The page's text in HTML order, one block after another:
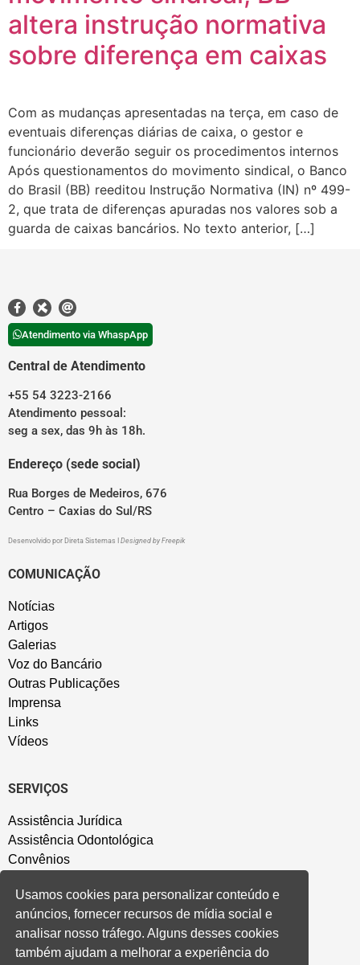
altera instrução normativa
sobre diferença em caixas
Com as mudanças apresentadas na terça, em caso de
eventuais diferenças diárias de caixa, o gestor e
funcionário deverão seguir os procedimentos internos
Após questionamentos do movimento sindical, o Banco
do Brasil (BB) reeditou Instrução Normativa (IN) nº 499-
2, que trata de diferenças apuradas nos valores sob a
guarda de caixas bancários. No texto anterior, […]
Atendimento via WhaspApp
Central de Atendimento
+55 54 3223-2166
Atendimento pessoal:
seg a sex, das 9h às 18h.
Endereço (sede social)
Rua Borges de Medeiros, 676
Centro – Caxias do Sul/RS
Desenvolvido por Direta Sistemas Designed by Freepik
COMUNICAÇÃO
Notícias
Artigos
Galerias
Voz do Bancário
Outras Publicações
Imprensa
Links
Vídeos
SERVIÇOS
Assistência Jurídica
Assistência Odontológica
Convênios
Salão de Festa
Política de Privacidade
Usamos cookies para personalizar conteúdo e
anúncios, fornecer recursos de mídia social e
analisar nosso tráfego. Alguns desses cookies
também ajudam a melhorar a experiência do